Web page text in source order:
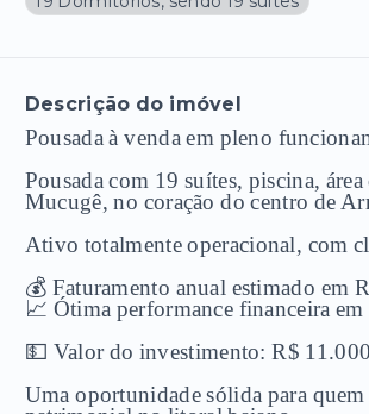
Descrição do imóvel
Pousada à venda em pleno
Pousada com 19 suítes, piscina,
Mucugê, no coração do centro de
Ativo totalmente operacional, com
💰 Faturamento anual estimado em
📈 Ótima performance financeira
💵 Valor do investimento: R$
Uma oportunidade sólida para